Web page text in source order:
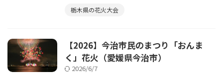
栃木県の花火大会
【2026】今治市民のまつり「おんま
く」花火（愛媛県今治市）
2026/6/7